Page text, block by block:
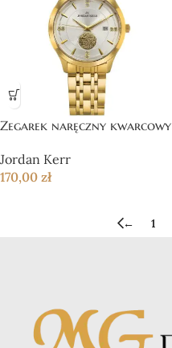
Zegarek naręczny kwarcowy
Jordan Kerr
170,00 zł
← 1